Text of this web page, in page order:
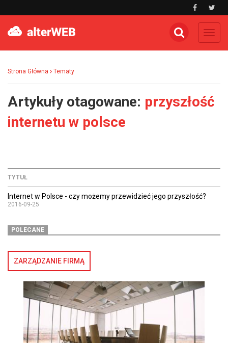
Strona Główna Tematy
Artykuły otagowane: przyszłość
internetu w polsce
TYTUŁ
Internet w Polsce - czy możemy przewidzieć jego przyszłość?
2016-09-25
POLECANE
ZARZĄDZANIE FIRMĄ